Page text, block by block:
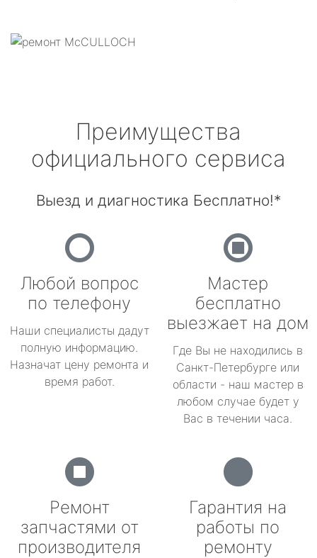
Преимущества
официального сервиса
Выезд и диагностика Бесплатно!*
Любой вопрос
по телефону
Наши специалисты дадут
полную информацию.
Назначат цену ремонта и
время работ.
Мастер
бесплатно
выезжает на дом
Где Вы не находились в
Санкт-Петербурге или
области - наш мастер в
любом случае будет у
Вас в течении часа.
Ремонт
запчастями от
производителя
Гарантия на
работы по
ремонту